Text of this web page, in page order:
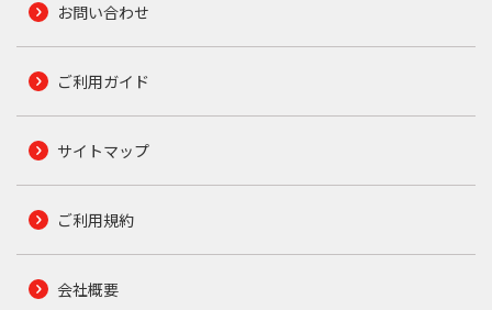
お問い合わせ
ご利用ガイド
サイトマップ
ご利用規約
会社概要